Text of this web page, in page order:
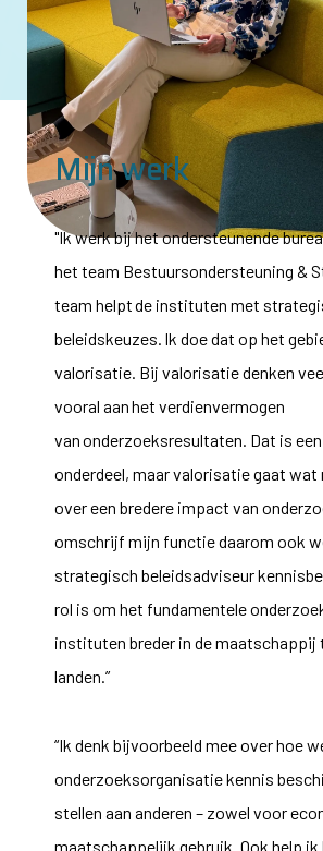
Mijn werk
"Ik werk bij het ondersteunende
het team Bestuursondersteuning &
team helpt de instituten met
beleidskeuzes. Ik doe dat op het
valorisatie. Bij valorisatie denken
vooral aan het verdienvermogen
van onderzoeksresultaten. Dat is
onderdeel, maar valorisatie gaat
over een bredere impact van
omschrijf mijn functie daarom ook
strategisch beleidsadviseur
rol is om het fundamentele
instituten breder in de maatschappij
landen.”
“Ik denk bijvoorbeeld mee over hoe
onderzoeksorganisatie kennis
stellen aan anderen – zowel voor
maatschappelijk gebruik. Ook help